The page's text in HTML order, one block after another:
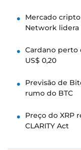
Mercado
Network lidera
Cardano perto
US$ 0,20
Previsão de
rumo do BTC
Preço do XRP
CLARITY Act